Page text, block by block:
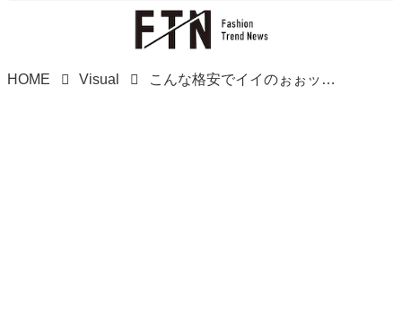
HOME Visual こんな格安でイイのぉぉッ？！【ダイソー】この冬、リアルに使える！「値段バグアイテム」